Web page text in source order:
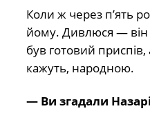
Коли ж через п’ять
йому. Дивлюся — він
був готовий
кажуть, народною.
— Ви згадали